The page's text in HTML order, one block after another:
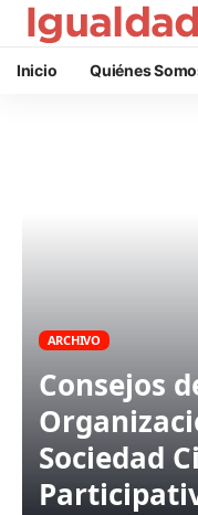
Inicio Quiénes
ARCHIVO
Consejos
Sociedad